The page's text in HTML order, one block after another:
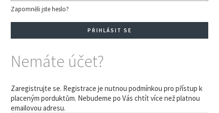
Zapomněli jste heslo?
Nemáte účet?
Zaregistrujte se. Registrace je nutnou podmínkou pro přístup k
placeným porduktům. Nebudeme po Vás chtít více než platnou
emailovou adresu.